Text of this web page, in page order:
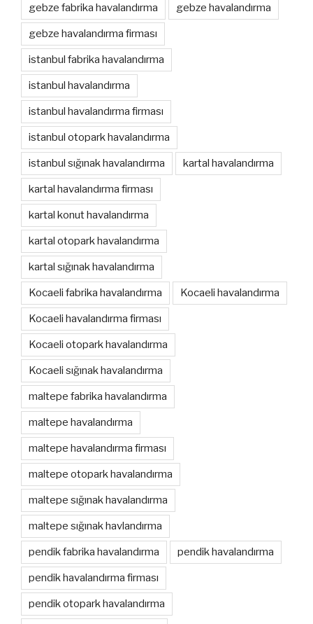
gebze fabrika havalandırma gebze havalandırma
gebze havalandırma firması
istanbul fabrika havalandırma
istanbul havalandırma
istanbul havalandırma firması
istanbul otopark havalandırma
istanbul sığınak havalandırma kartal havalandırma
kartal havalandırma firması
kartal konut havalandırma
kartal otopark havalandırma
kartal sığınak havalandırma
Kocaeli fabrika havalandırma Kocaeli havalandırma
Kocaeli havalandırma firması
Kocaeli otopark havalandırma
Kocaeli sığınak havalandırma
maltepe fabrika havalandırma
maltepe havalandırma
maltepe havalandırma firması
maltepe otopark havalandırma
maltepe sığınak havalandırma
maltepe sığınak havlandırma
pendik fabrika havalandırma pendik havalandırma
pendik havalandırma firması
pendik otopark havalandırma